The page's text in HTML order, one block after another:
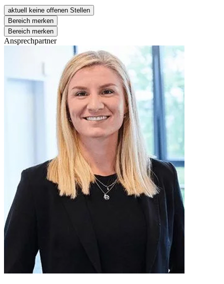
aktuell keine offenen Stellen
Bereich merken
Bereich merken
Ansprechpartner